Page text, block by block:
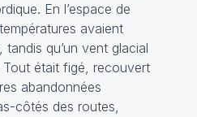
En l’espace de
avaient
qu’un vent glacial
était figé, recouvert
abandonnées
côtés des routes,